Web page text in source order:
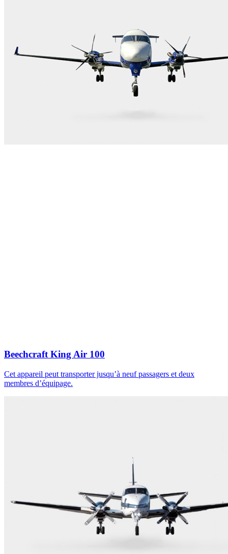
Beechcraft King Air 100
Cet appareil peut transporter jusqu’à neuf passagers et deux
membres d’équipage.